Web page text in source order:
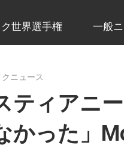
イ
ニ
世界選手権 一般
ニュース
ティアニ
かった」